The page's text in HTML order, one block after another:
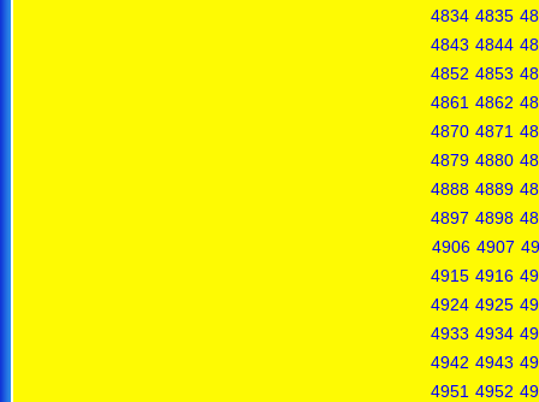
4834 4835
4843 4844
4852 4853
4861 4862
4870 4871
4879 4880
4888 4889
4897 4898
4906 4907
4915 4916
4924 4925
4933 4934
4942 4943
4951 4952